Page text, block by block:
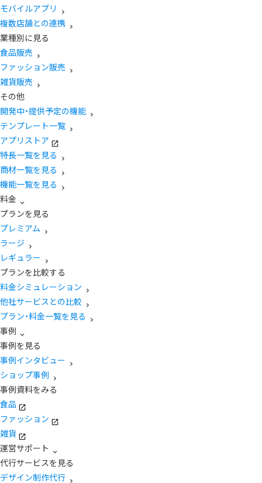
モバイルアプリ
複数店舗との連携
業種別に見る
食品販売
ファッション販売
雑貨販売
その他
開発中・提供予定の機能
テンプレート一覧
アプリストア
特長一覧を見る
商材一覧を見る
機能一覧を見る
料金
プランを見る
プレミアム
ラージ
レギュラー
プランを比較する
料金シミュレーション
他社サービスとの比較
プラン・料金一覧を見る
事例
事例を見る
事例インタビュー
ショップ事例
事例資料をみる
食品
ファッション
雑貨
運営サポート
代行サービスを見る
デザイン制作代行